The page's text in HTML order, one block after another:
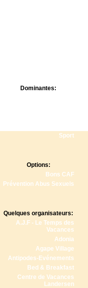
Dominantes:
Sport
Options:
Bons CAF
Prévention Abus Sexuels
Quelques organisateurs:
A.J.F - Le Temps des
Vacances
Adonia
Agape Village
Antipodes-Evénements
Bed & Breakfast
Centre de Vacances
Landersen